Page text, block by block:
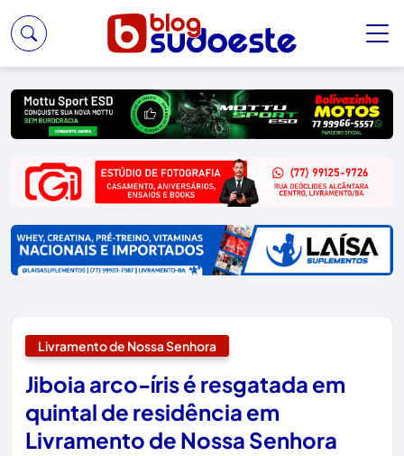
Livramento de Nossa Senhora
Jiboia arco-íris é resgatada em
quintal de residência em
Livramento de Nossa Senhora